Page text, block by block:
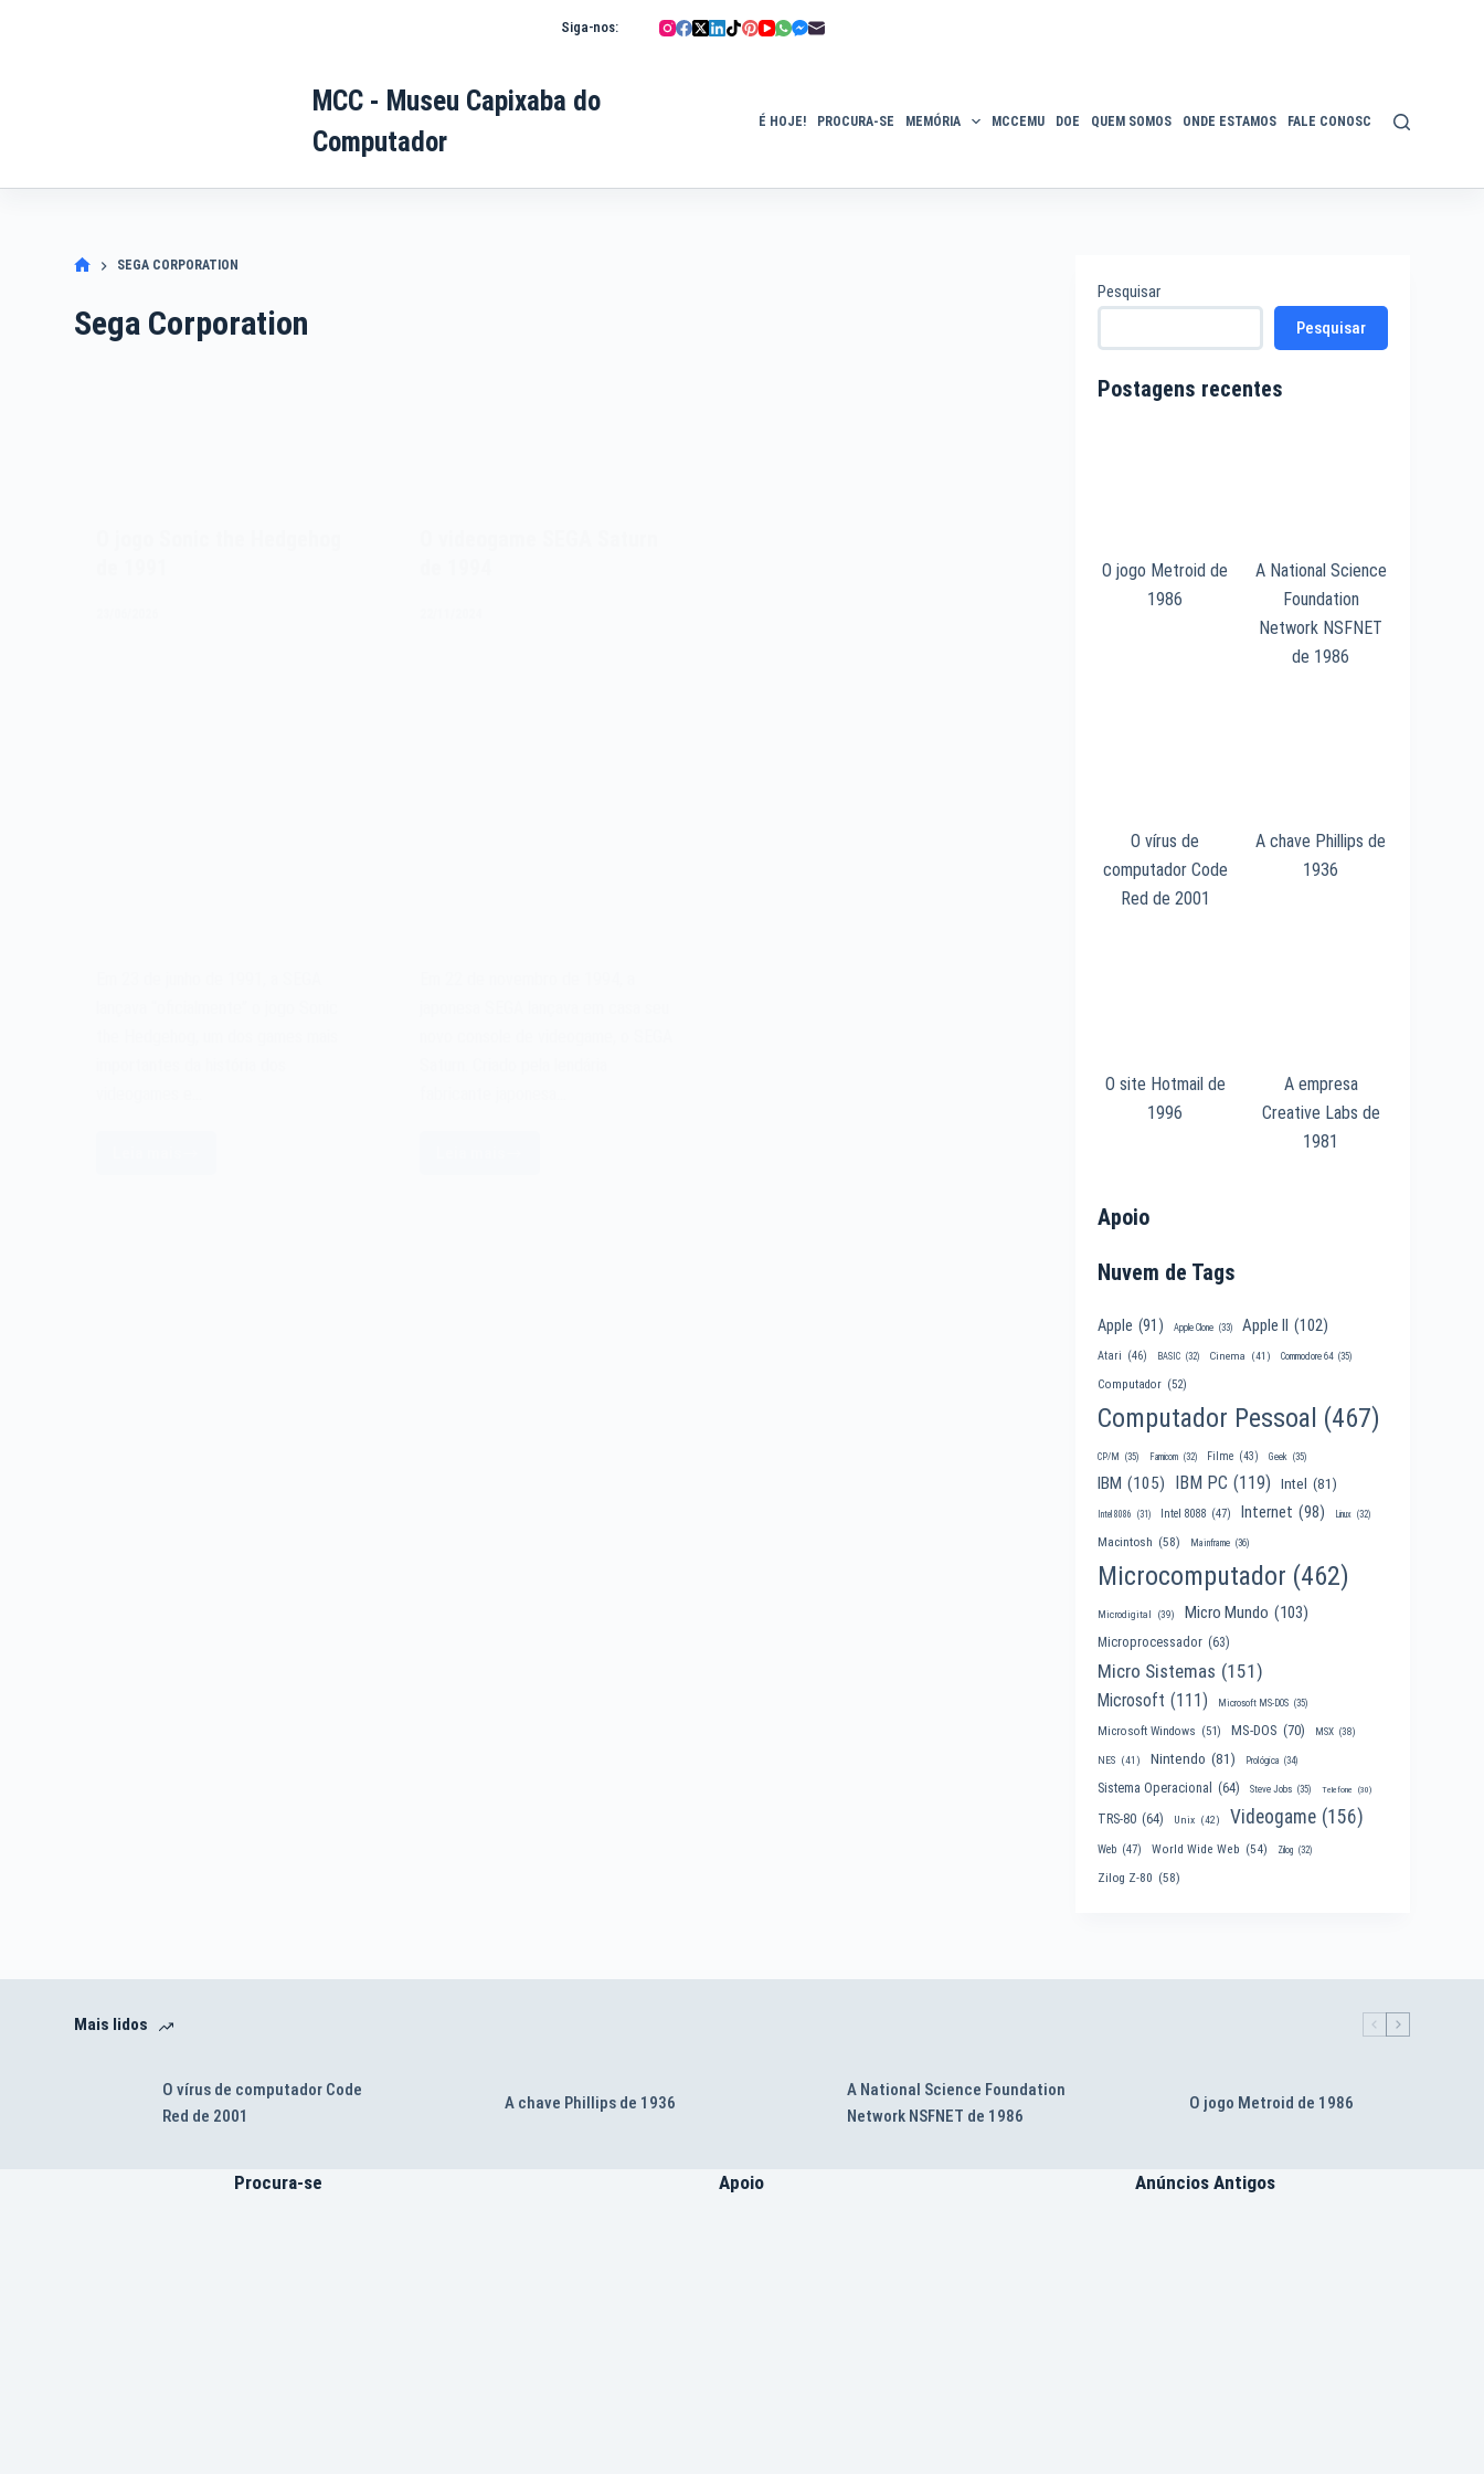
Siga-nos:
MCC - Museu Capixaba do
Computador
É HOJE! PROCURA-SE MEMÓRIA MCCEMU DOE QUEM SOMOS ONDE ESTAMOS FALE CONOSCO POLÍTICA DE
SEGA CORPORATION
Sega Corporation
Pesquisar
Pesquisar
Postagens recentes
O jogo Metroid de
1986
A National Science
Foundation
Network NSFNET
de 1986
O vírus de
computador Code
Red de 2001
A chave Phillips de
1936
O site Hotmail de
1996
A empresa
Creative Labs de
1981
Apoio
Nuvem de Tags
Apple (91) Apple Clone (33) Apple II (102)
Atari (46) BASIC (32) Cinema (41) Commodore 64 (35)
Computador (52)
Computador Pessoal (467)
CP/M (35) Famicom (32) Filme (43) Geek (35)
IBM (105) IBM PC (119) Intel (81)
Intel 8086 (31) Intel 8088 (47) Internet (98) Linux (32)
Macintosh (58) Mainframe (36)
Microcomputador (462)
Microdigital (39) Micro Mundo (103)
Microprocessador (63)
Micro Sistemas (151)
Microsoft (111) Microsoft MS-DOS (35)
Microsoft Windows (51) MS-DOS (70) MSX (38)
NES (41) Nintendo (81) Prológica (34)
Sistema Operacional (64) Steve Jobs (35) Telefone (30)
TRS-80 (64) Unix (42) Videogame (156)
Web (47) World Wide Web (54) Zilog (32)
Zilog Z-80 (58)
Mais lidos
O vírus de computador Code
Red de 2001
A chave Phillips de 1936
A National Science Foundation
Network NSFNET de 1986
O jogo Metroid de 1986
Procura-se Apoio Anúncios Antigos